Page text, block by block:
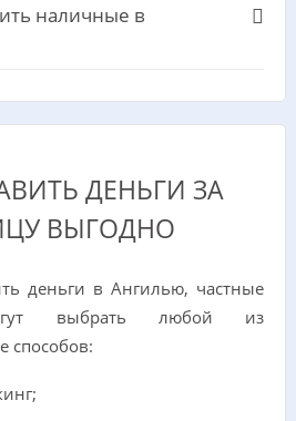
наличные в
ДЕНЬГИ ЗА
ВЫГОДНО
деньги в Ангилью, частные
выбрать любой из
способов: